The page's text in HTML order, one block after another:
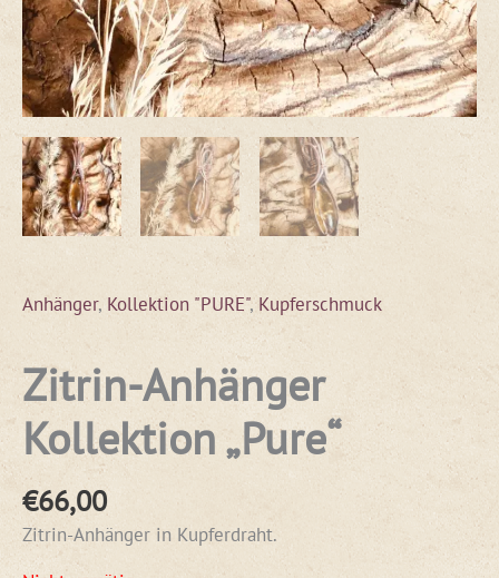
Anhänger, Kollektion "PURE",Kupferschmuck
Zitrin-Anhänger
Kollektion „Pure“
€66,00
Zitrin-Anhänger in Kupferdraht.